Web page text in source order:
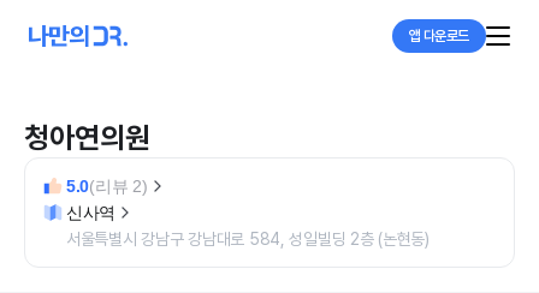
앱 다운로드
청아연의원
5.0(리뷰 2)
신사역
서울특별시 강남구 강남대로 584, 성일빌딩 2층 (논현동)